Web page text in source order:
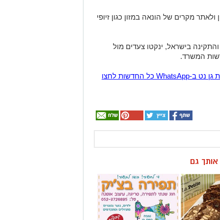
מקרים של הונאה במזון כגון זיופי
בישראל, ינקטו צעדים מול
המשרד.
הצטרפו לקבוצת החדשות השקטה של רמת גן נט ב-WhatsApp כל החדשות לחצו
אותך גם